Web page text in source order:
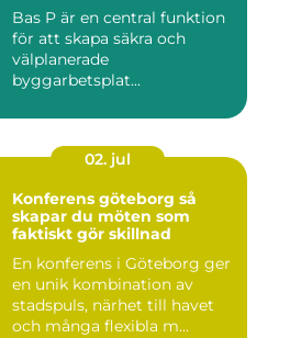
Bas P är en central funktion
för att skapa säkra och
välplanerade
byggarbetsplat...
02. jul
Konferens göteborg så
skapar du möten som
faktiskt gör skillnad
En konferens i Göteborg ger
en unik kombination av
stadspuls, närhet till havet
och många flexibla m...